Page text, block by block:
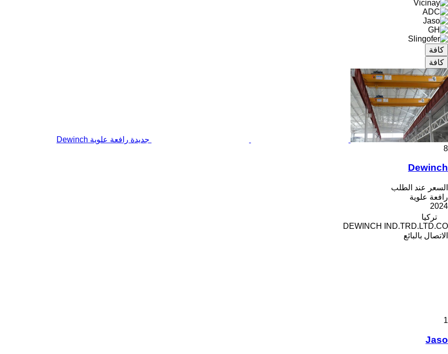
كافة
كافة
جديدة رافعة علوية Dewinch
8
Dewinch
السعر عند الطلب
رافعة علوية
2024
تركيا
DEWINCH IND.TRD.LTD.CO
الاتصال بالبائع
1
Jaso